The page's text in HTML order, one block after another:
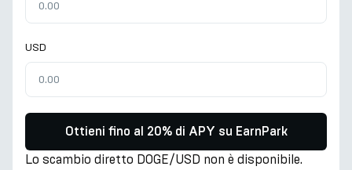
USD
Ottieni fino al 20% di APY su EarnPark
Lo scambio diretto DOGE/USD non è disponibile.